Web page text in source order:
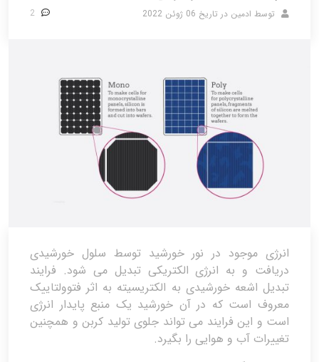
توسط ادمین در تاریخ 06 ژوئن 2022 2
انرژی موجود در نور خورشید توسط سلول خورشیدی
دریافت و به انرژی الکتریکی تبدیل می شود. فرایند
تبدیل اشعه خورشیدی به الکتریسیته به اثر فتوولتاییک
معروف است که در آن خورشید یک منبع پایدار انرژی
است و این فرایند می تواند جلوی تولید کربن و همچنین
تغییرات آب و هوایی را بگیرد.